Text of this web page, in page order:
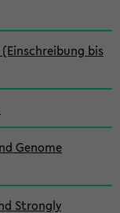
bis
Genome
Strongly